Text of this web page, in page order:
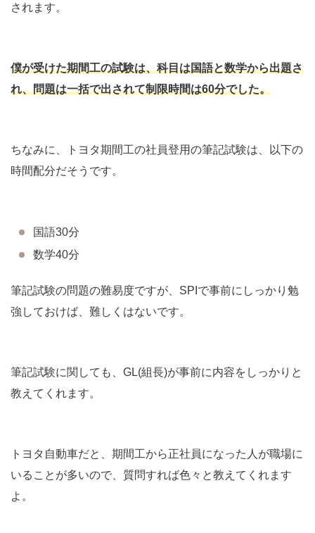
されます。
僕が受けた期間工の試験は、科目は国語と数学から出題さ
れ、問題は一括で出されて制限時間は60分でした。
ちなみに、トヨタ期間工の社員登用の筆記試験は、以下の
時間配分だそうです。
国語30分
数学40分
筆記試験の問題の難易度ですが、SPIで事前にしっかり勉
強しておけば、難しくはないです。
筆記試験に関しても、GL(組長)が事前に内容をしっかりと
教えてくれます。
トヨタ自動車だと、期間工から正社員になった人が職場に
いることが多いので、質問すれば色々と教えてくれます
よ。